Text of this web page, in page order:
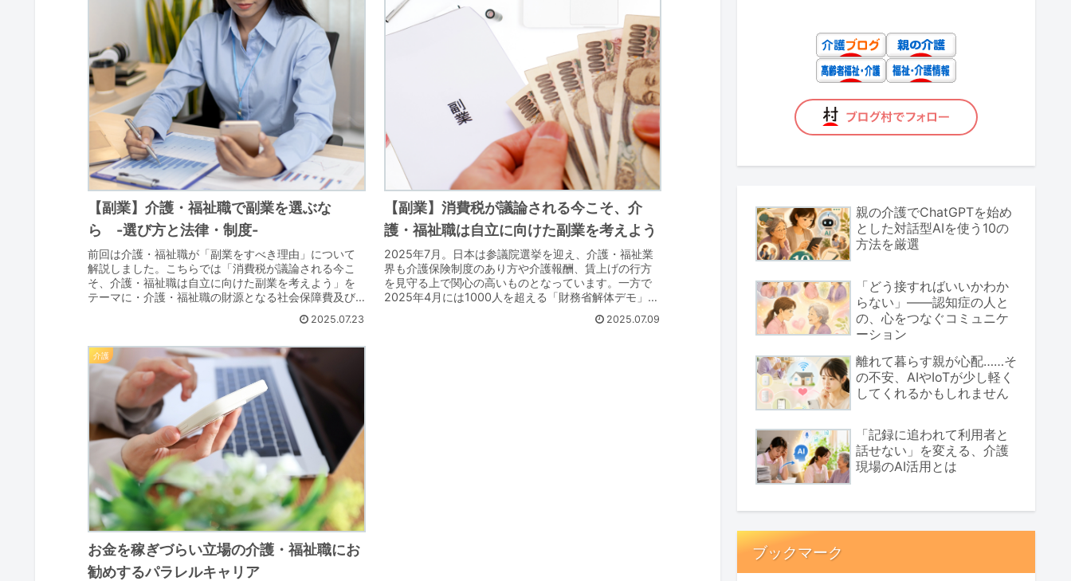
【副業】介護・福祉職で副業を選ぶな
ら -選び方と法律・制度-
前回は介護・福祉職が「副業をすべき理由」について
解説しました。こちらでは「消費税が議論される今こ
そ、介護・福祉職は自立に向けた副業を考えよう」を
テーマに・介護・福祉職の財源となる社会保障費及び
2025.07.23
【副業】消費税が議論される今こそ、介
護・福祉職は自立に向けた副業を考えよう
2025年7月。日本は参議院選挙を迎え、介護・福祉業
界も介護保険制度のあり方や介護報酬、賃上げの行方
を見守る上で関心の高いものとなっています。一方で
2025年4月には1000人を超える「財務省解体デモ」が
2025.07.09
介護
お金を稼ぎづらい立場の介護・福祉職にお
勧めするパラレルキャリア
親の介護でChatGPTを始め
とした対話型AIを使う10の
方法を厳選
「どう接すればいいかわか
らない」――認知症の人と
の、心をつなぐコミュニケ
ーション
離れて暮らす親が心配……そ
の不安、AIやIoTが少し軽く
してくれるかもしれません
「記録に追われて利用者と
話せない」を変える、介護
現場のAI活用とは
ブックマーク